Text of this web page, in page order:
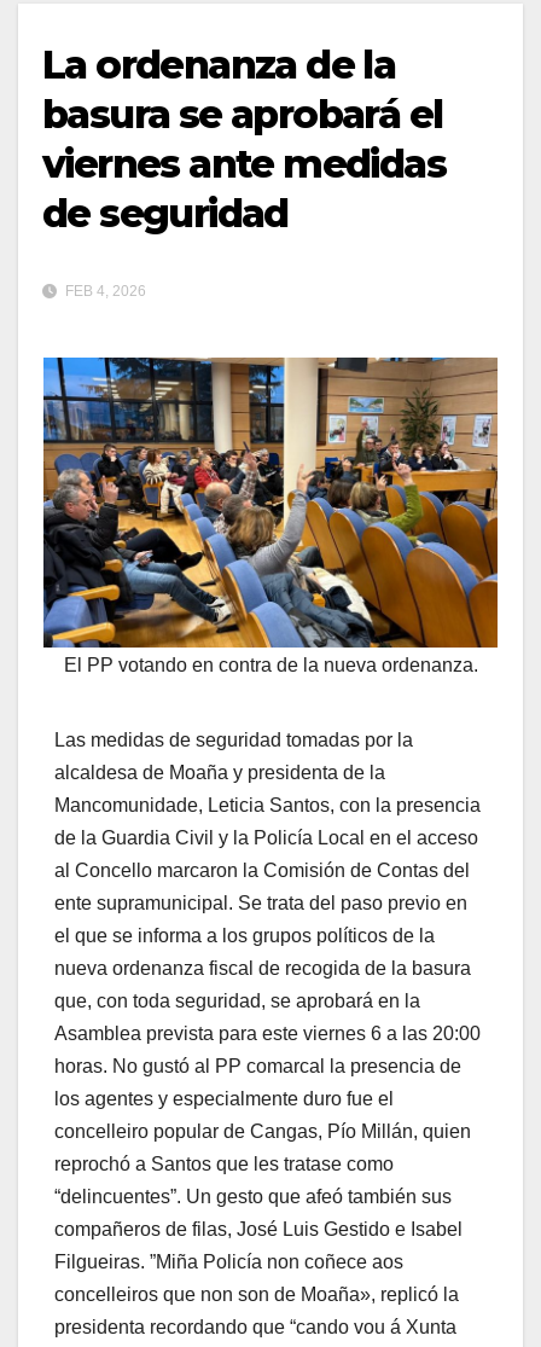
La ordenanza de la
basura se aprobará el
viernes ante medidas
de seguridad
FEB 4, 2026
El PP votando en contra de la nueva ordenanza.
Las medidas de seguridad tomadas por la
alcaldesa de Moaña y presidenta de la
Mancomunidade, Leticia Santos, con la presencia
de la Guardia Civil y la Policía Local en el acceso
al Concello marcaron la Comisión de Contas del
ente supramunicipal. Se trata del paso previo en
el que se informa a los grupos políticos de la
nueva ordenanza fiscal de recogida de la basura
que, con toda seguridad, se aprobará en la
Asamblea prevista para este viernes 6 a las 20:00
horas. No gustó al PP comarcal la presencia de
los agentes y especialmente duro fue el
concelleiro popular de Cangas, Pío Millán, quien
reprochó a Santos que les tratase como
“delincuentes”. Un gesto que afeó también sus
compañeros de filas, José Luis Gestido e Isabel
Filgueiras. ”Miña Policía non coñece aos
concelleiros que non son de Moaña», replicó la
presidenta recordando que “cando vou á Xunta